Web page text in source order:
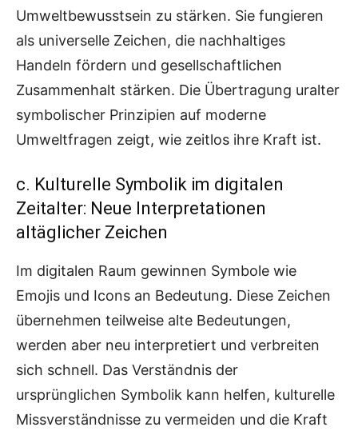
Umweltbewusstsein zu stärken. Sie fungieren
als universelle Zeichen, die nachhaltiges
Handeln fördern und gesellschaftlichen
Zusammenhalt stärken. Die Übertragung uralter
symbolischer Prinzipien auf moderne
Umweltfragen zeigt, wie zeitlos ihre Kraft ist.
c. Kulturelle Symbolik im digitalen
Zeitalter: Neue Interpretationen
altäglicher Zeichen
Im digitalen Raum gewinnen Symbole wie
Emojis und Icons an Bedeutung. Diese Zeichen
übernehmen teilweise alte Bedeutungen,
werden aber neu interpretiert und verbreiten
sich schnell. Das Verständnis der
ursprünglichen Symbolik kann helfen, kulturelle
Missverständnisse zu vermeiden und die Kraft